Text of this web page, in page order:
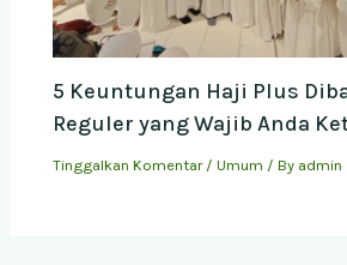
5 Keuntungan Haji Plus
Reguler yang Wajib Anda
Tinggalkan Komentar /Umum / By admin